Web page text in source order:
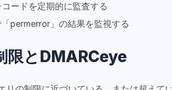
ードを定期的に監査する
permerror」の結果を監視する
限とDMARCeye